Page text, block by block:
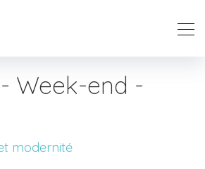
Week-end -
modernité